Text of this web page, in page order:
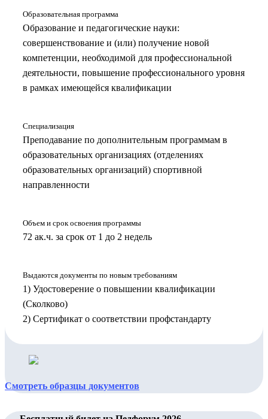
Образовательная программа
Образование и педагогические науки:
совершенствование и (или) получение новой
компетенции, необходимой для профессиональной
деятельности, повышение профессионального уровня
в рамках имеющейся квалификации
Специализация
Преподавание по дополнительным программам в
образовательных организациях (отделениях
образовательных организаций) спортивной
направленности
Объем и срок освоения программы
72 ак.ч. за срок от 1 до 2 недель
Выдаются документы по новым требованиям
1) Удостоверение о повышении квалификации
(Сколково)
2) Сертификат о соответствии профстандарту
Смотреть образцы документов